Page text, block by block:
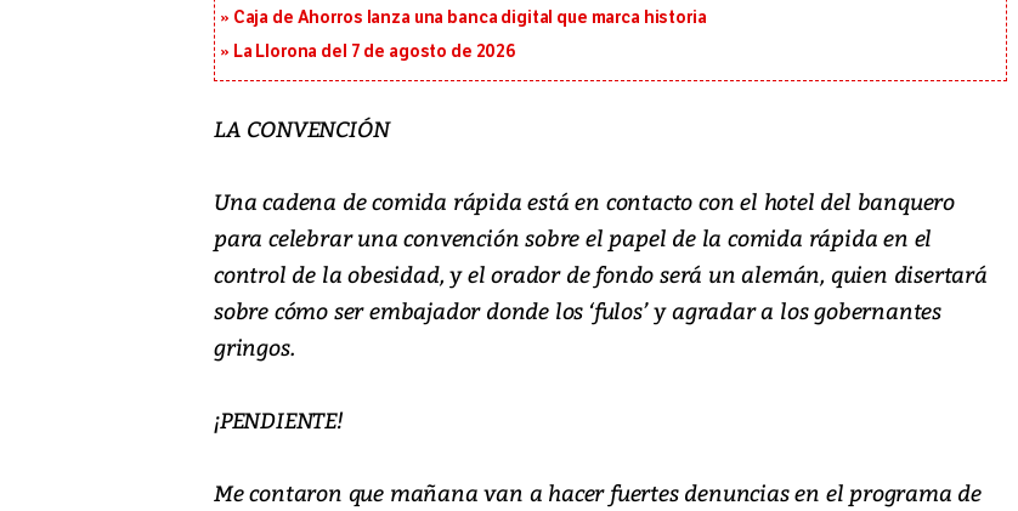
Caja de Ahorros lanza una banca digital que marca historia
La Llorona del 7 de agosto de 2026
LA CONVENCIÓN
Una cadena de comida rápida está en contacto con el hotel del banquero
para celebrar una convención sobre el papel de la comida rápida en el
control de la obesidad, y el orador de fondo será un alemán, quien disertará
sobre cómo ser embajador donde los ‘fulos’ y agradar a los gobernantes
gringos.
¡PENDIENTE!
Me contaron que mañana van a hacer fuertes denuncias en el programa de